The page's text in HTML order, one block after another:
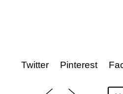
Twitter Pinterest